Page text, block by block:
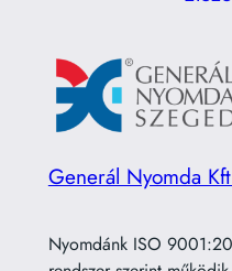
Generál Nyomda
Nyomdánk ISO